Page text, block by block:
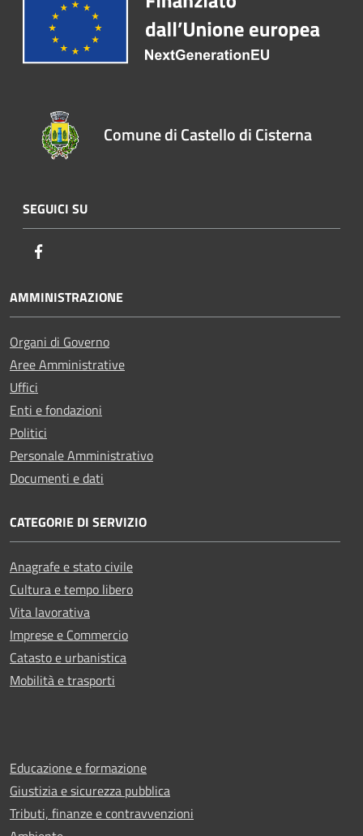
Comune di Castello di Cisterna
SEGUICI SU
AMMINISTRAZIONE
Organi di Governo
Aree Amministrative
Uffici
Enti e fondazioni
Politici
Personale Amministrativo
Documenti e dati
CATEGORIE DI SERVIZIO
Anagrafe e stato civile
Cultura e tempo libero
Vita lavorativa
Imprese e Commercio
Catasto e urbanistica
Mobilità e trasporti
Educazione e formazione
Giustizia e sicurezza pubblica
Tributi, finanze e contravvenzioni